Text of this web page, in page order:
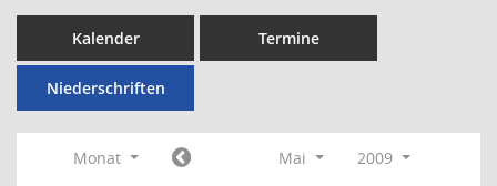
Kalender Termine
Niederschriften
Monat Mai
2009